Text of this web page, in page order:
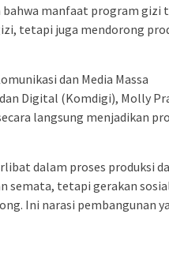
manfaat program gizi
tetapi juga mendorong
dan Media Massa
Digital (Komdigi), Molly
langsung menjadikan
dalam proses produksi
semata, tetapi gerakan
Ini narasi pembangunan